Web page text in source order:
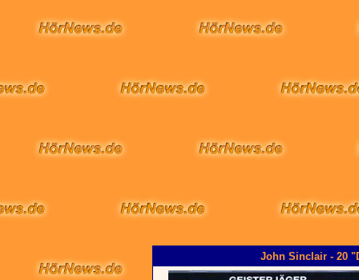
John Sinclair - 20